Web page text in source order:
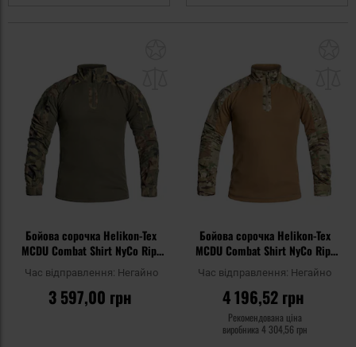
уподобань
Бойова сорочка Helikon-Tex
MCDU Combat Shirt NyCo Rip-
Stop - wz.93 Pantera PL
Woodland
Час відправлення: Негайно
3 597,00 грн
Бойова сорочка Helikon-Tex
MCDU Combat Shirt NyCo Rip-
Stop - MultiCam
Час відправлення: Негайно
4 196,52 грн
Рекомендована ціна
виробника 4 304,56 грн